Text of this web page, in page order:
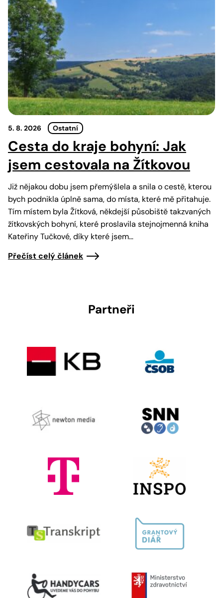
5. 8. 2026 Ostatní
Cesta do kraje bohyní: Jak
jsem cestovala na Žítkovou
Již nějakou dobu jsem přemýšlela a snila o cestě, kterou
bych podnikla úplně sama, do místa, které mě přitahuje.
Tím místem byla Žítková, někdejší působiště takzvaných
žítkovských bohyní, které proslavila stejnojmenná kniha
Kateřiny Tučkové, díky které jsem…
Přečíst celý článek
Partneři